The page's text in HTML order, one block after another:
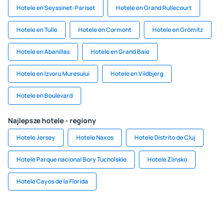
Hotele en Seyssinet-Pariset Hotele en Grand Rullecourt
Hotele en Tulle Hotele en Cormont Hotele en Grömitz
Hotele en Abanillas Hotele en Grand Baie
Hotele en Izvoru Muresului Hotele en Vildbjerg
Hotele en Boulevard
Najlepsze hotele - regiony
Hotele Jersey Hotele Naxos Hotele Distrito de Cluj
Hotele Parque nacional Bory Tucholskie Hotele Zlinsko
Hotele Cayos de la Florida